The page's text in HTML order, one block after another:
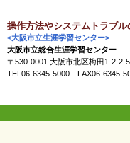
ラ
ク
タ
ー
集
操作方法やシステムトラブ
<大阪市立生涯学習センター>
大阪市立総合生涯学習センター
〒530-0001 大阪市北区梅田1-2-2-
TEL06-6345-5000 FAX06-6345-